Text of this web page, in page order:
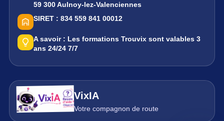
59 300 Aulnoy-lez-Valenciennes
SIRET : 834 559 841 00012
A savoir : Les formations Trouvix sont valables 3
ans 24/24 7/7
VixIA
Votre compagnon de route